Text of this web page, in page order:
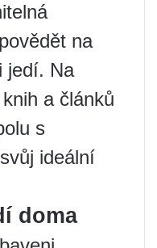
na
jedí. Na
a článků
s
ideální
doma